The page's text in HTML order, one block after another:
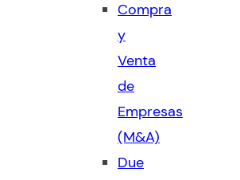
Compra
y
Venta
de
Empresas
(M&A)
Due